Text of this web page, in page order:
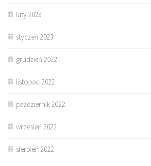
luty 2023
styczeń 2023
grudzień 2022
listopad 2022
październik 2022
wrzesień 2022
sierpień 2022